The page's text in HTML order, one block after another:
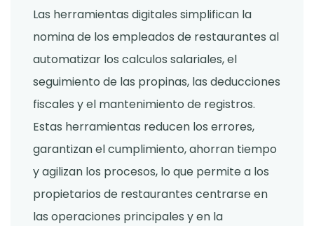
Las herramientas digitales simplifican la
nomina de los empleados de restaurantes al
automatizar los calculos salariales, el
seguimiento de las propinas, las deducciones
fiscales y el mantenimiento de registros.
Estas herramientas reducen los errores,
garantizan el cumplimiento, ahorran tiempo
y agilizan los procesos, lo que permite a los
propietarios de restaurantes centrarse en
las operaciones principales y en la